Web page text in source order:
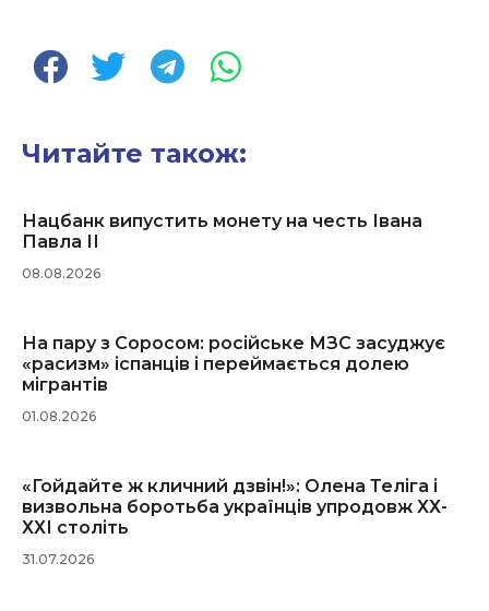
Читайте також:
Нацбанк випустить монету на честь Івана
Павла ІІ
08.08.2026
На пару з Соросом: російське МЗС засуджує
«расизм» іспанців і переймається долею
мігрантів
01.08.2026
«Гойдайте ж кличний дзвін!»: Олена Теліга і
визвольна боротьба українців упродовж ХХ-
ХХІ століть
31.07.2026